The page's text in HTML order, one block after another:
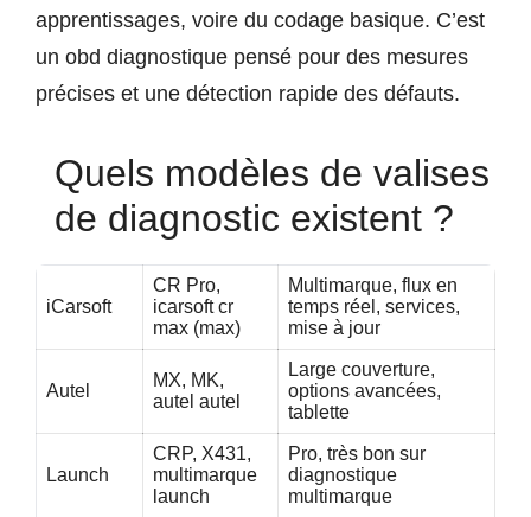
apprentissages, voire du codage basique. C’est
un obd diagnostique pensé pour des mesures
précises et une détection rapide des défauts.
Quels modèles de valises
de diagnostic existent ?
iCarsoft
CR Pro,
icarsoft cr
max (max)
Multimarque, flux en
temps réel, services,
mise à jour
Autel
MX, MK,
autel autel
Large couverture,
options avancées,
tablette
Launch
CRP, X431,
multimarque
launch
Pro, très bon sur
diagnostique
multimarque